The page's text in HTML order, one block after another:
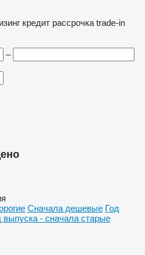
кредит рассрочка trade-in
–
Сначала дешевые Год
выпуска - сначала старые